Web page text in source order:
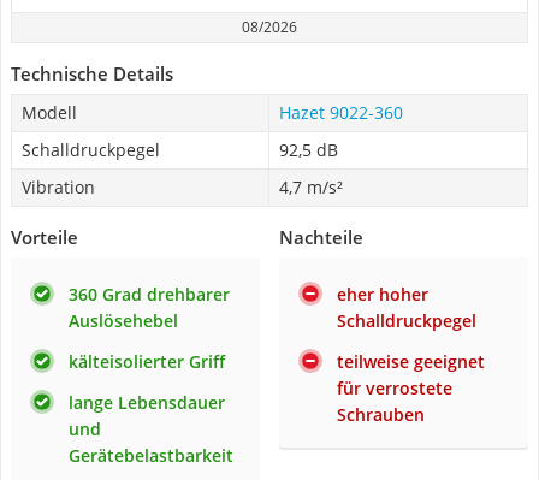
08/2026
Technische Details
Modell
Hazet 9022-360
Schalldruckpegel
92,5 dB
Vibration
4,7 m/s²
Vorteile
360 Grad drehbarer
Auslösehebel
kälteisolierter Griff
lange Lebensdauer
und
Gerätebelastbarkeit
Nachteile
eher hoher
Schalldruckpegel
teilweise geeignet
für verrostete
Schrauben